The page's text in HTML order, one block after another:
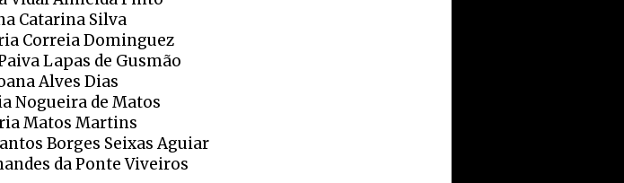
Catarina Silva
Correia Dominguez
Lapas de Gusmão
Alves Dias
Nogueira de Matos
Matos Martins
Borges Seixas Aguiar
da Ponte Viveiros